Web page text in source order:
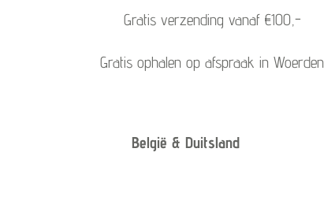
Gratis verzending vanaf €100,-
Gratis ophalen op afspraak in Woerden
België & Duitsland